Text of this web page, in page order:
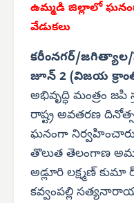
ఉమ్మడి జిల్లాలో
వేడుకలు
కరీంనగర్/జగిత్యాల/
జూన్ 2 (విజయ
అభివృద్ధి మంత్రం
రాష్ట్ర అవతరణ
ఘనంగా నిర్వహించారు.
తొలుత తెలంగాణ
అడ్లూరి లక్ష్మణ్ కుమా
కవ్వంపల్లి